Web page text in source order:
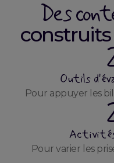
Des
construits
Outils
Pour appuyer les
Activités
Pour varier les